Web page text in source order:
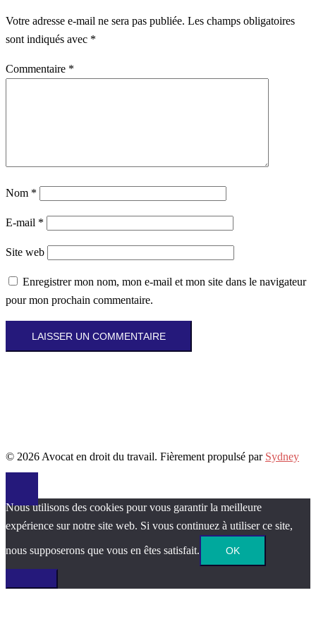
Votre adresse e-mail ne sera pas publiée. Les champs obligatoires
sont indiqués avec *
Commentaire *
Nom *
E-mail *
Site web
Enregistrer mon nom, mon e-mail et mon site dans le navigateur
pour mon prochain commentaire.
© 2026 Avocat en droit du travail. Fièrement propulsé par Sydney
Nous utilisons des cookies pour vous garantir la meilleure
expérience sur notre site web. Si vous continuez à utiliser ce site,
nous supposerons que vous en êtes satisfait. OK